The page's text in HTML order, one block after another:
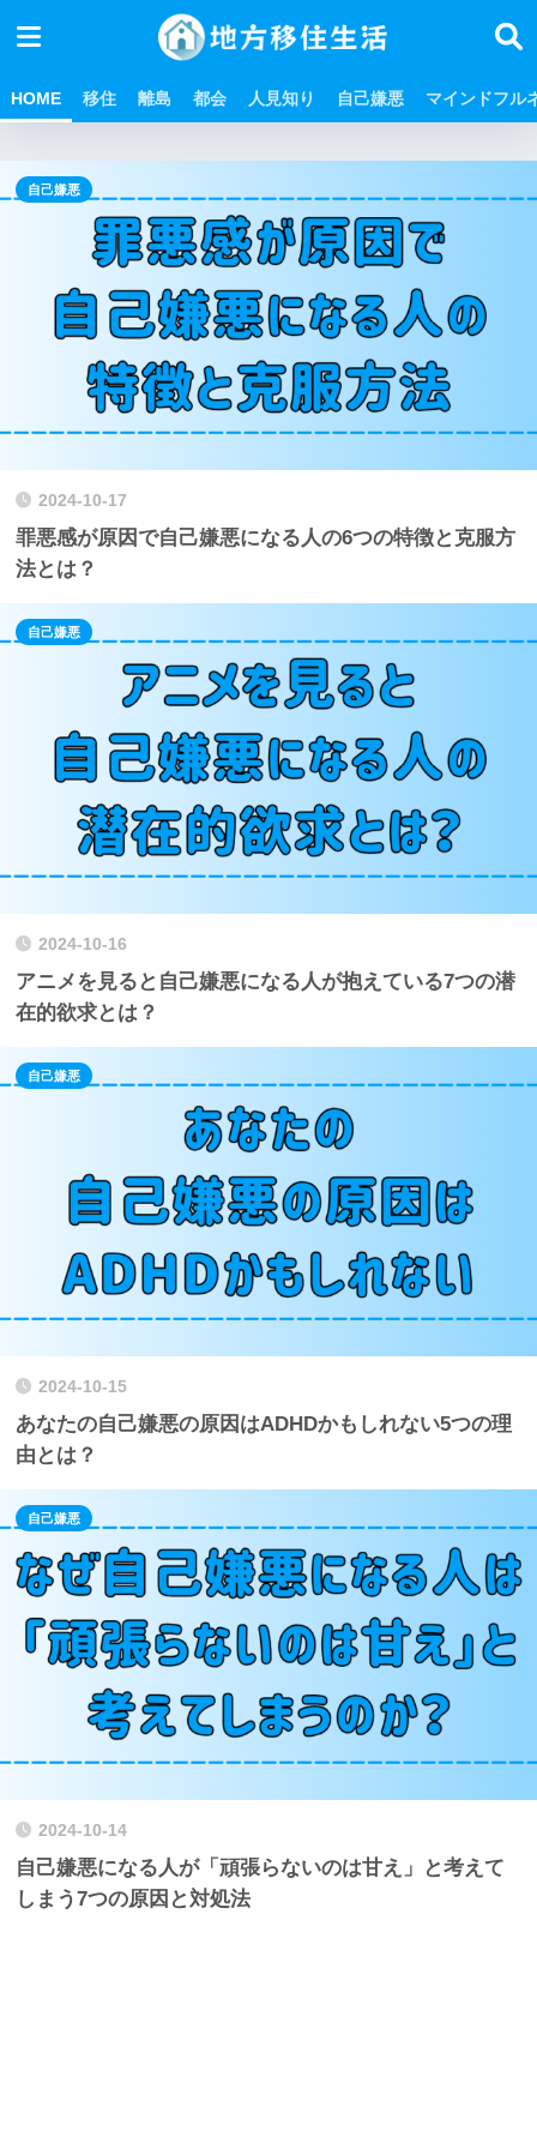
HOME 移住 離島 都会 人見知り 自己嫌悪 マインドフル
2024-10-17
罪悪感が原因で自己嫌悪になる人の6つの特徴と克服方
法とは？
自己嫌悪
2024-10-16
アニメを見ると自己嫌悪になる人が抱えている7つの潜
在的欲求とは？
自己嫌悪
2024-10-15
あなたの自己嫌悪の原因はADHDかもしれない5つの理
由とは？
自己嫌悪
2024-10-14
自己嫌悪になる人が「頑張らないのは甘え」と考えて
しまう7つの原因と対処法
自己嫌悪